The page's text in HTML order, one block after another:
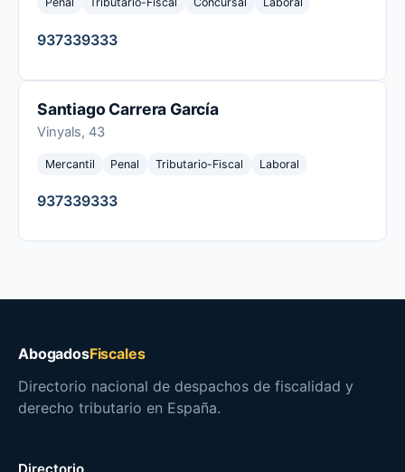
937339333
Santiago Carrera García
Vinyals, 43
Mercantil Penal Tributario-Fiscal Laboral
937339333
AbogadosFiscales
Directorio nacional de despachos de fiscalidad y
derecho tributario en España.